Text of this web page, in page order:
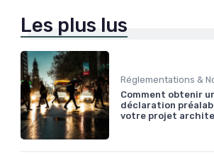
Les plus lus
Comment obtenir
déclaration
votre projet